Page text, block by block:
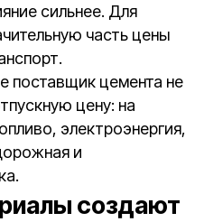
сильнее. Для
часть цены
поставщик цемента не
цену: на
электроэнергия,
и
создают